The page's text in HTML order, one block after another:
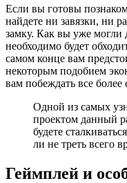
Если вы готовы
найдете ни завязки, ни
замку. Как вы уже могли
необходимо будет
самом конце вам
некоторым подобием
вам побеждать все
Одной из самых
проектом данный
будете
ли не треть всего
Геймплей и